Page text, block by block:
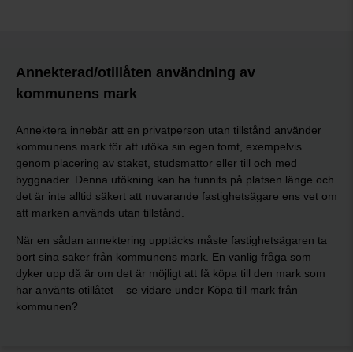
Annekterad/otillåten användning av
kommunens mark
Annektera innebär att en privatperson utan tillstånd använder
kommunens mark för att utöka sin egen tomt, exempelvis
genom placering av staket, studsmattor eller till och med
byggnader. Denna utökning kan ha funnits på platsen länge och
det är inte alltid säkert att nuvarande fastighetsägare ens vet om
att marken används utan tillstånd.
När en sådan annektering upptäcks måste fastighetsägaren ta
bort sina saker från kommunens mark. En vanlig fråga som
dyker upp då är om det är möjligt att få köpa till den mark som
har använts otillåtet – se vidare under Köpa till mark från
kommunen?